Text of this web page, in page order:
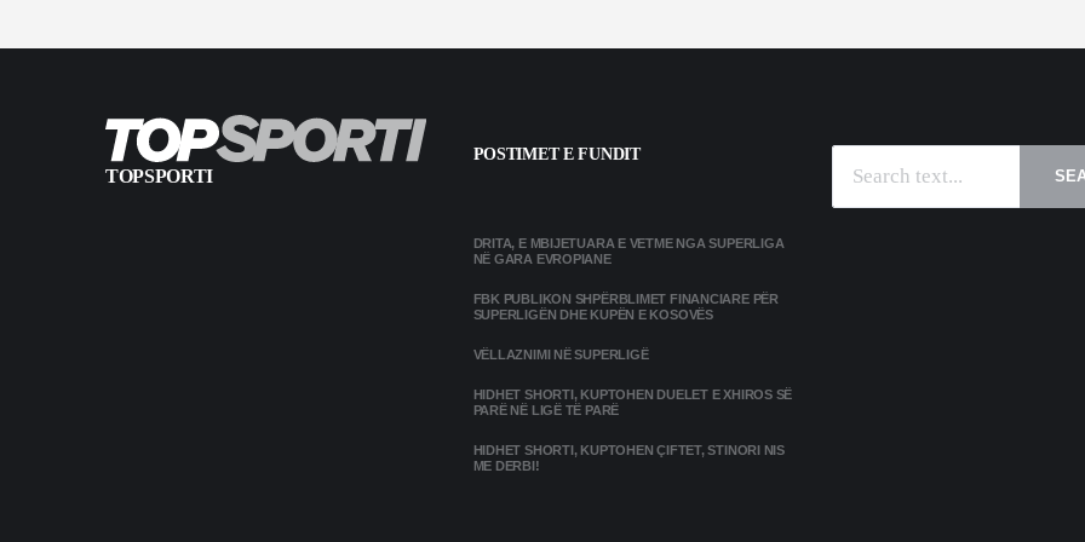
TOPSPORTI
POSTIMET E FUNDIT
DRITA, E MBIJETUARA E VETME NGA SUPERLIGA
NË GARA EVROPIANE
FBK PUBLIKON SHPËRBLIMET FINANCIARE PËR
SUPERLIGËN DHE KUPËN E KOSOVËS
VËLLAZNIMI NË SUPERLIGË
HIDHET SHORTI, KUPTOHEN DUELET E XHIROS SË
PARË NË LIGË TË PARË
HIDHET SHORTI, KUPTOHEN ÇIFTET, STINORI NIS
ME DERBI!